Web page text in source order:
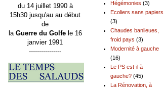
Hégémonies (3)
Ecoliers sans papiers
(3)
Chaudes banlieues,
froid pays (3)
Modernité à gauche
(16)
Le PS est-il à
gauche? (45)
La Rénovation, à
du 14 juillet 1990 à
15h30 jusqu'au au début
de
la Guerre du Golfele 16
janvier 1991
----------------